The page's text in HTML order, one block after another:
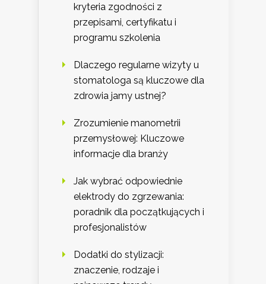
kryteria zgodności z
przepisami, certyfikatu i
programu szkolenia
Dlaczego regularne wizyty u
stomatologa są kluczowe dla
zdrowia jamy ustnej?
Zrozumienie manometrii
przemysłowej: Kluczowe
informacje dla branży
Jak wybrać odpowiednie
elektrody do zgrzewania:
poradnik dla początkujących i
profesjonalistów
Dodatki do stylizacji:
znaczenie, rodzaje i